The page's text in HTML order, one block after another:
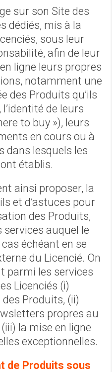
sur son Site des
dédiés, mis à la
sous leur
afin de leur
ligne leurs propres
notamment une
des Produits qu’ils
de leurs
to buy »), leurs
en cours ou à
dans lesquels les
établis.
ainsi proposer, la
et d’astuces pour
des Produits,
auquel le
échéant en se
du Licencié. On
parmi les services
Licenciés (i)
Produits, (ii)
propres au
la mise en ligne
exceptionnelles.
de Produits sous